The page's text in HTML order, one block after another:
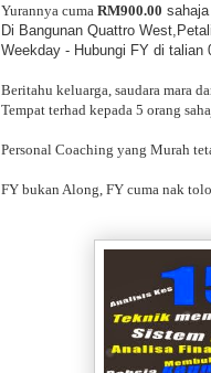
Yurannya cuma RM900.00 sahaja
Di Bangunan Quattro
Weekday - Hubungi FY di talian
Beritahu keluarga, saudara mara
Tempat terhad kepada 5 orang
Personal Coaching yang Murah
FY bukan Along, FY cuma nak